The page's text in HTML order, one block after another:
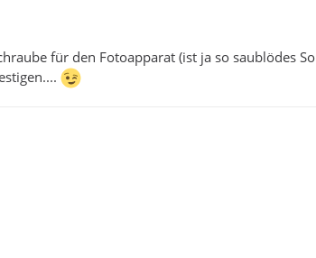
für den Fotoapparat (ist ja so saublödes